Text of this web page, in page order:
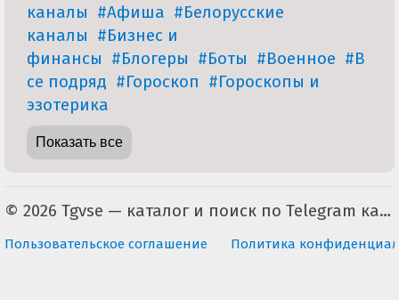
каналы #Афиша #Белорусские
каналы #Бизнес и
финансы #Блогеры #Боты #Военное #В
се подряд #Гороскоп #Гороскопы и
эзотерика
Показать все
© 2026 Tgvse — каталог и поиск по Telegram каналам (неофициальный). По всем вопросам пишите на tgvse.ru@gmail.com
Пользовательское соглашение Политика